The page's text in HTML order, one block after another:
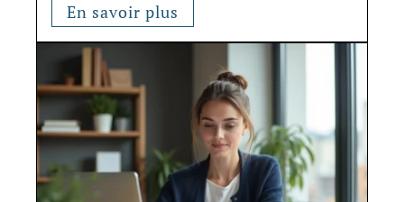
En savoir plus